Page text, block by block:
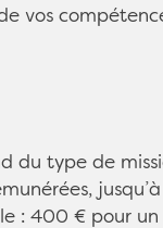
vos
du type de
: 400 € pour un